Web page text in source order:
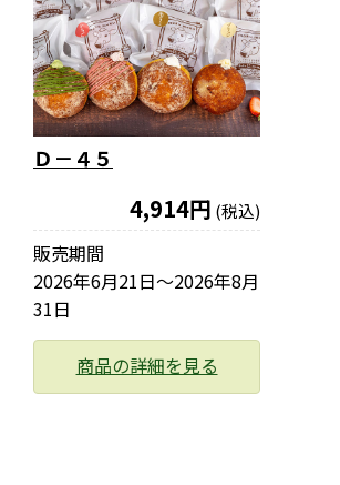
Ｄ－４５
4,914円 (税込)
販売期間
2026年6月21日〜2026年8月
31日
商品の詳細を見る